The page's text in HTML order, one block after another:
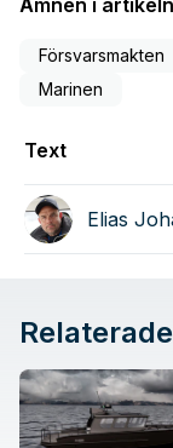
Ämnen i artikeln
Försvarsmakten
Marinen
Text
Elias